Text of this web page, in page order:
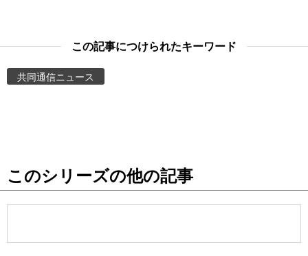
お知らせ
この記事につけられたキーワード
共同通信ニュース
このシリーズの他の記事